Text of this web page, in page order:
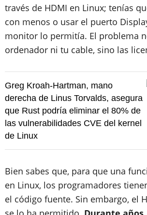
través de HDMI en Linux; tenías
con menos o usar el puerto
monitor lo permitía. El problema
ordenador ni tu cable, sino las
Greg Kroah-Hartman, mano
derecha de Linus Torvalds, asegura
que Rust podría eliminar el 80% de
las vulnerabilidades CVE del kernel
de Linux
Bien sabes que, para que una
en Linux, los programadores
el código fuente. Sin embargo, el